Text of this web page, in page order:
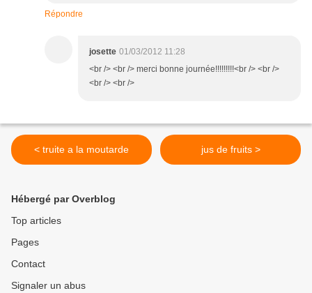
Répondre
josette 01/03/2012 11:28
<br /> <br /> merci bonne journée!!!!!!!!!<br /> <br />
<br /> <br />
< truite a la moutarde jus de fruits >
Hébergé par Overblog
Top articles
Pages
Contact
Signaler un abus